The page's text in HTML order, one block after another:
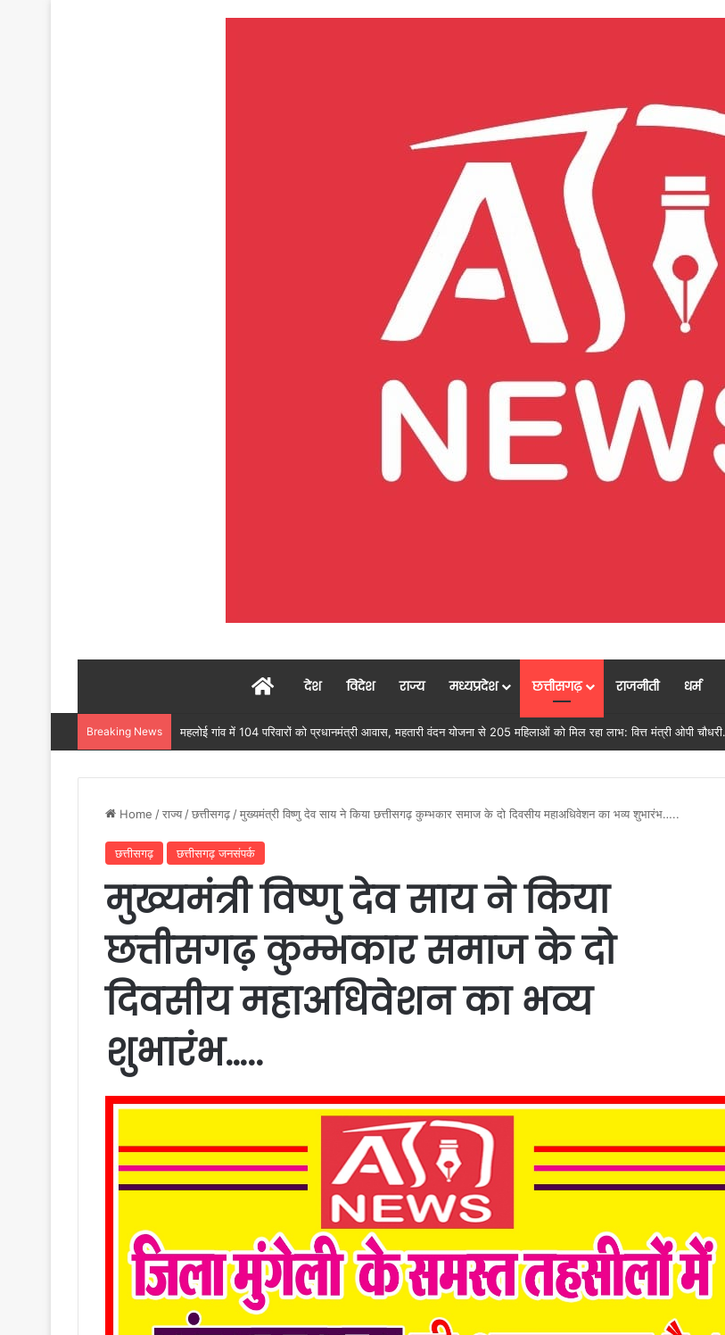
Homeदेश विदेश राज्य मध्यप्रदेश छत्तीसगढ़ राजनीती धर्म
Breaking News उदंती-सीतानदी में शुरू हुआ स्मार्ट सर्विलांस सिस्टम -एआई तकनीक से वन और वन्यजीवों की 24X7 निगरानी….
Home /राज्य /छत्तीसगढ़ /मुख्यमंत्री विष्णु देव साय ने किया छत्तीसगढ़ कुम्भकार समाज के दो दिवसीय महाअधिवेशन का भव्य शुभारंभ…..
छत्तीसगढ़ छत्तीसगढ़ जनसंपर्क
मुख्यमंत्री विष्णु देव साय ने किया
छत्तीसगढ़ कुम्भकार समाज के दो
दिवसीय महाअधिवेशन का भव्य
शुभारंभ…..